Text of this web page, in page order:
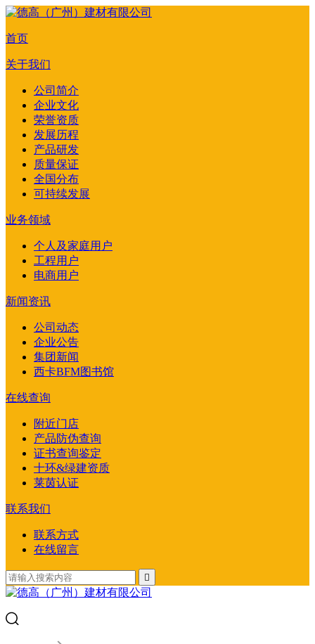
首页
关于我们
公司简介
企业文化
荣誉资质
发展历程
产品研发
质量保证
全国分布
可持续发展
业务领域
个人及家庭用户
工程用户
电商用户
新闻资讯
公司动态
企业公告
集团新闻
西卡BFM图书馆
在线查询
附近门店
产品防伪查询
证书查询鉴定
十环&绿建资质
莱茵认证
联系我们
联系方式
在线留言
